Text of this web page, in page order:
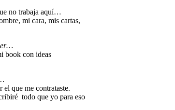
no trabaja aquí…
mi cara, mis cartas,
book con ideas
que me contrataste.
todo que yo para eso